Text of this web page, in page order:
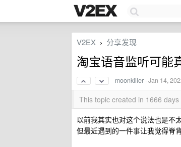
V2EX › 分享发现
淘宝语音监听可能
moonkiller ·Jan 14,
This topic created in 1666
以前我其实也对这个说法也是不
但最近遇到的一件事让我觉得脊